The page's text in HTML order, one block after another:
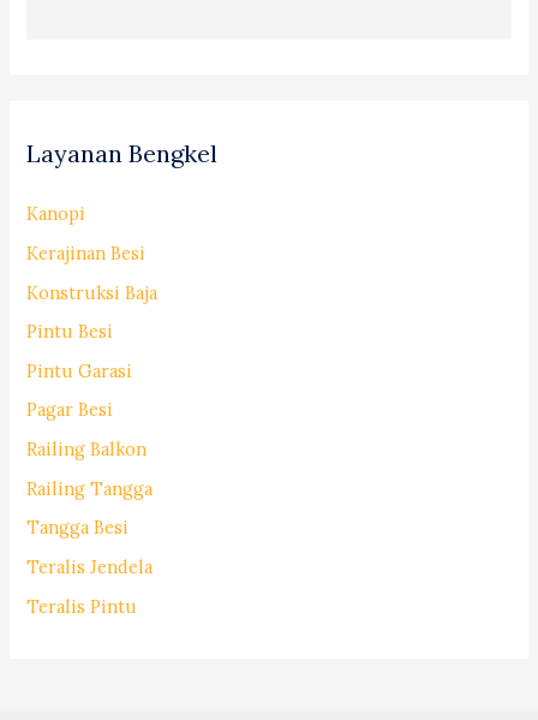
Layanan Bengkel
Kanopi
Kerajinan Besi
Konstruksi Baja
Pintu Besi
Pintu Garasi
Pagar Besi
Railing Balkon
Railing Tangga
Tangga Besi
Teralis Jendela
Teralis Pintu